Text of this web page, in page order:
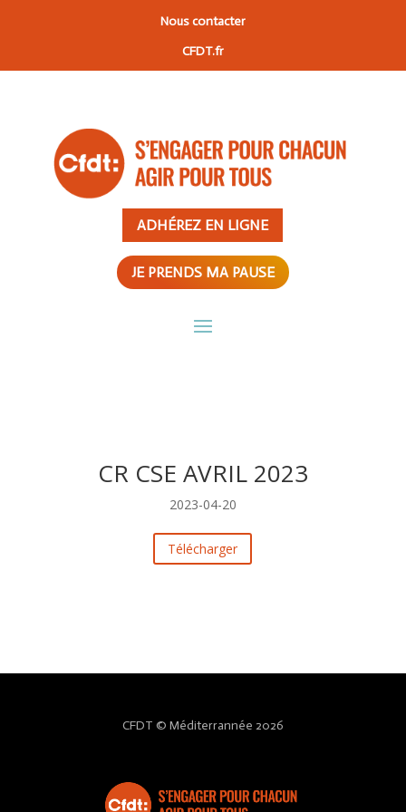
Nous contacter
CFDT.fr
ADHÉREZ EN LIGNE
JE PRENDS MA PAUSE
CR CSE AVRIL 2023
2023-04-20
Télécharger
CFDT © Méditerrannée 2026